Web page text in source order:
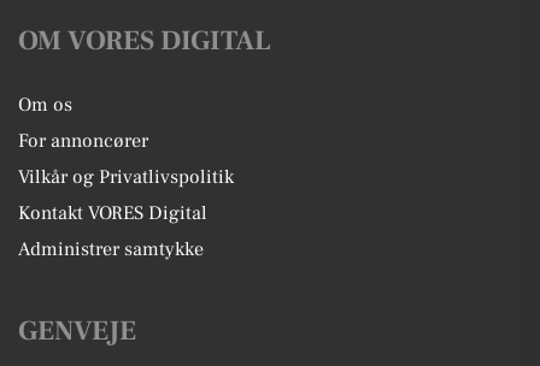
OM VORES DIGITAL
Om os
For annoncører
Vilkår og Privatlivspolitik
Kontakt VORES Digital
Administrer samtykke
GENVEJE